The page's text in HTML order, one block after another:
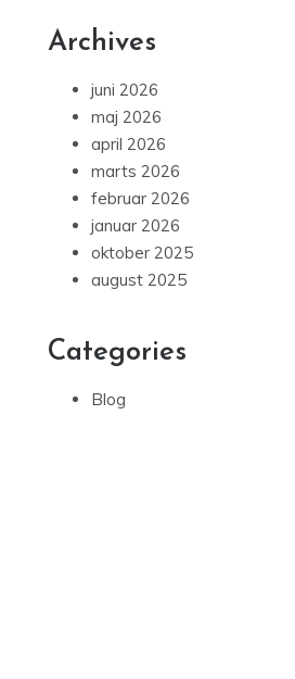
Archives
juni 2026
maj 2026
april 2026
marts 2026
februar 2026
januar 2026
oktober 2025
august 2025
Categories
Blog